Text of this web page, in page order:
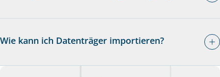
Wie kann ich Datenträger importieren?